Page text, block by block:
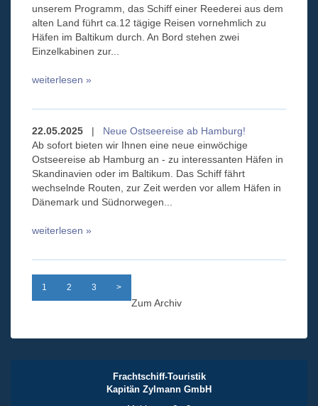
unserem Programm, das Schiff einer Reederei aus dem
alten Land führt ca.12 tägige Reisen vornehmlich zu
Häfen im Baltikum durch. An Bord stehen zwei
Einzelkabinen zur...
weiterlesen »
22.05.2025 | Neue Ostseereise ab Hamburg!
Ab sofort bieten wir Ihnen eine neue einwöchige
Ostseereise ab Hamburg an - zu interessanten Häfen in
Skandinavien oder im Baltikum. Das Schiff fährt
wechselnde Routen, zur Zeit werden vor allem Häfen in
Dänemark und Südnorwegen...
weiterlesen »
1 2 3 >
Zum Archiv
Frachtschiff-Touristik
Kapitän Zylmann GmbH